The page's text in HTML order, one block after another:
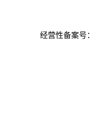
美脂质化学（河经营性备案号：